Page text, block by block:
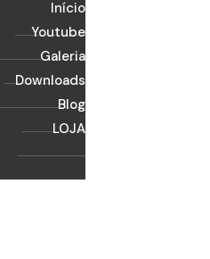
Início
Youtube
Galeria
Downloads
Blog
LOJA